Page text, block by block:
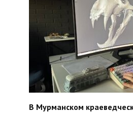
В Мурманском